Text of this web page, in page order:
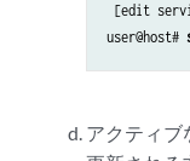
[edit
user@host#
アクティブ